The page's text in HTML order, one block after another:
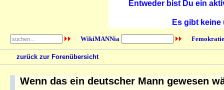
Entweder bist Du ein
Es gibt
WikiMANNia
zurück zur Forenübersicht
Wenn das ein deutscher Mann gewesen